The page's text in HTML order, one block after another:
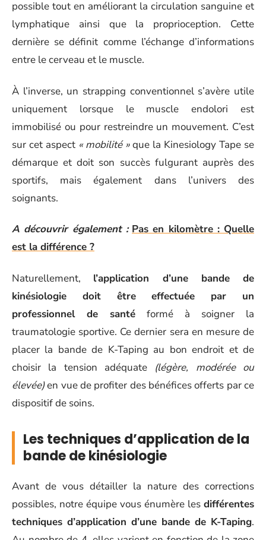
possible tout en améliorant la circulation sanguine et
lymphatique ainsi que la proprioception. Cette
dernière se définit comme l’échange d’informations
entre le cerveau et le muscle.
À l’inverse, un strapping conventionnel s’avère utile
uniquement lorsque le muscle endolori est
immobilisé ou pour restreindre un mouvement. C’est
sur cet aspect « mobilité »que la Kinesiology Tape se
démarque et doit son succès fulgurant auprès des
sportifs, mais également dans l’univers des
soignants.
A découvrir également : Pas en kilomètre : Quelle
est la différence ?
Naturellement, l’application d’une bande de
kinésiologie doit être effectuée par un
professionnel de santé formé à soigner la
traumatologie sportive. Ce dernier sera en mesure de
placer la bande de K-Taping au bon endroit et de
choisir la tension adéquate (légère, modérée ou
élevée)en vue de profiter des bénéfices offerts par ce
dispositif de soins.
Les techniques d’application de la
bande de kinésiologie
Avant de vous détailler la nature des corrections
possibles, notre équipe vous énumère les différentes
techniques d’application d’une bande de K-Taping.